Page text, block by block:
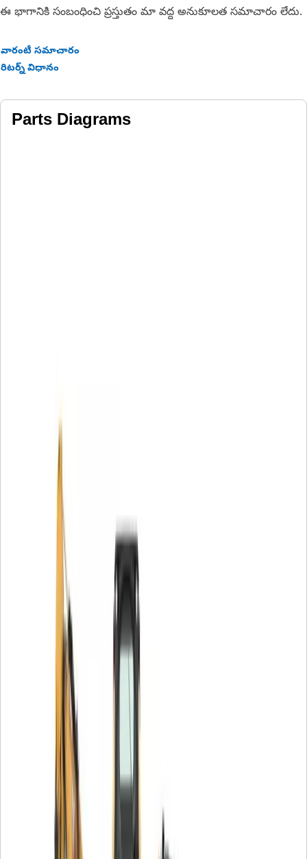
ఈ భాగానికి సంబంధించి ప్రస్తుతం మా వద్ద అనుకూలత సమాచారం లేదు.
వారంటీ సమాచారం
రిటర్న్ విధానం
Parts Diagrams